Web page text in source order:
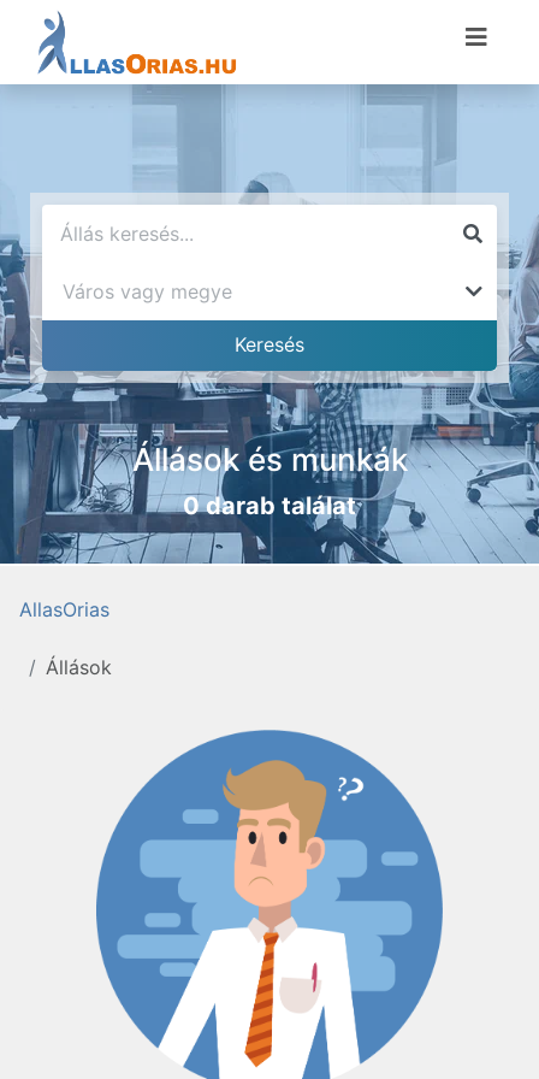
Állások és munkák
0 darab találat
AllasOrias
Állások